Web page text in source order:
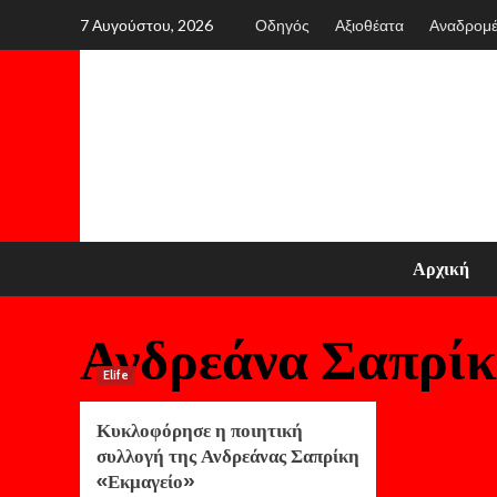
7 Αυγούστου, 2026 Οδηγός Αξιοθέατα
Αρχική
Ανδρεάνα
Elife
Κυκλοφόρησε η ποιητική
συλλογή της Ανδρεάνας Σαπρίκη
«Εκμαγείο»